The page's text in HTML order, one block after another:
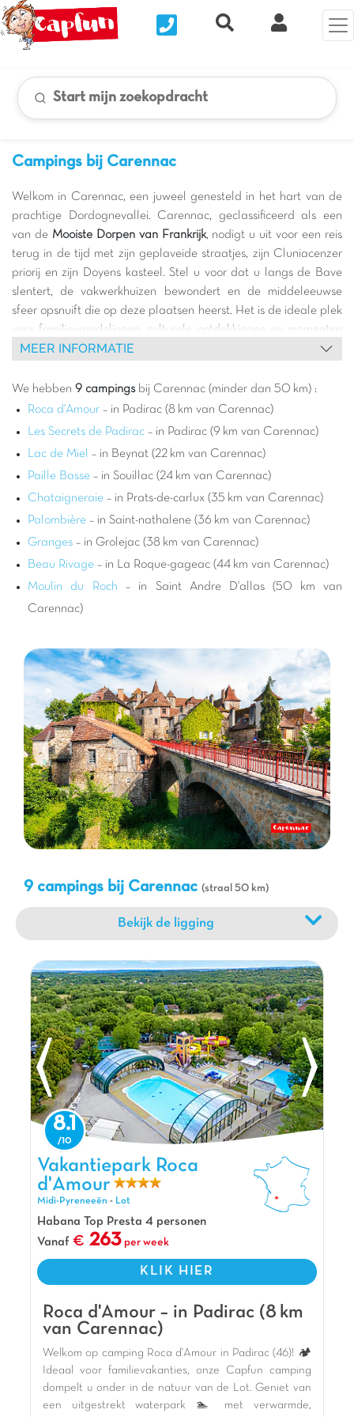
Nous contacterRecherche rapide
Mijn Clix
Start mijn zoekopdracht
Campings bij Carennac
Welkom in Carennac, een juweel genesteld in het hart van de
prachtige Dordognevallei. Carennac, geclassificeerd als een
van de Mooiste Dorpen van Frankrijk, nodigt u uit voor een reis
terug in de tijd met zijn geplaveide straatjes, zijn Cluniacenzer
priorij en zijn Doyens kasteel. Stel u voor dat u langs de Bave
slentert, de vakwerkhuizen bewondert en de middeleeuwse
sfeer opsnuift die op deze plaatsen heerst. Het is de ideale plek
voor familiewandelingen, culturele ontdekkingen en momenten
van pure ontspanning.
trakteren op een vakantie waar comfort en entertainment
centraal staan. Onze campings zijn ontworpen voor gezinnen,
met ongelooflijke
waterparken , gigantische glijbanen en
de kinderen zich vermaken met onze mascottes Carabouille en
Funy, kunnen de ouders ontspannen aan het water of
deelnemen aan onze vele activiteiten. Het is de perfecte
gelegenheid om onvergetelijke herinneringen te creëren, te
lachen en volop te genieten van elk moment van uw vakantie.
De regio rond Carennac barst van de activiteiten voor alle
Rocamadour, een niet te missen bezienswaardigheid.
groene landschappen. Voor fijnproevers laten de lokale
markten u de smaken van de streek ontdekken. Een verblijf op
een camping bij Carennac is de belofte van een vakantie rijk
aan ontdekkingen, emoties en momenten van samenzijn, alles in
een uitzonderlijke natuurlijke omgeving.
MEER INFORMATIE
We hebben 9 campingsbij Carennac (minder dan 50 km) :
Roca d'Amour – in Padirac (8 km van Carennac)
Les Secrets de Padirac – in Padirac (9 km van Carennac)
Lac de Miel – in Beynat (22 km van Carennac)
Paille Basse – in Souillac (24 km van Carennac)
Chataigneraie – in Prats-de-carlux (35 km van Carennac)
Palombière – in Saint-nathalene (36 km van Carennac)
Granges – in Grolejac (38 km van Carennac)
Beau Rivage – in La Roque-gageac (44 km van Carennac)
Moulin du Roch – in Saint Andre D'allas (50 km van
Carennac)
9 campings bij Carennac (straal 50 km)
Vakantiepark Roca d'Amour, Vakantiepark Midi-Pyreneeën
8.1
Vakantiepark Roca
d'Amour
Midi-Pyreneeën - Lot
Habana Top Presta 4 personen
Vanaf
263 per week
KLIK HIER
Roca d'Amour – in Padirac (8 km
van Carennac)
Welkom op camping Roca d'Amour in Padirac (46)! 🏕️
Ideaal voor familievakanties, onze Capfun camping
dompelt u onder in de natuur van de Lot. Geniet van
een uitgestrekt waterpark 🏊 met verwarmde,
Bekijk de ligging